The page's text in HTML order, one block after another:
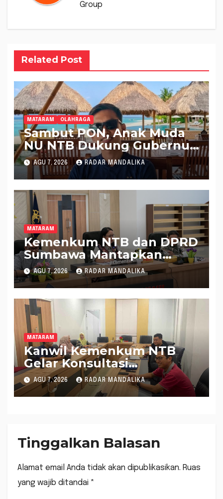
Group
Related Post
MATARAM OLAHRAGA
Sambut PON, Anak Muda
NU NTB Dukung Gubernur
Pimpin KONI NTB
AGU 7, 2026 RADAR MANDALIKA
MATARAM
Kemenkum NTB dan DPRD
Sumbawa Mantapkan
Rencana Pembentukan 8
Raperda Inisiatif
AGU 7, 2026 RADAR MANDALIKA
MATARAM
Kanwil Kemenkum NTB
Gelar Konsultasi
Penghitungan Kebutuhan
Formasi JF Perancang
Peraturan Perundang-
AGU 7, 2026 RADAR MANDALIKA
Tinggalkan Balasan
Alamat email Anda tidak akan dipublikasikan. Ruas
yang wajib ditandai *